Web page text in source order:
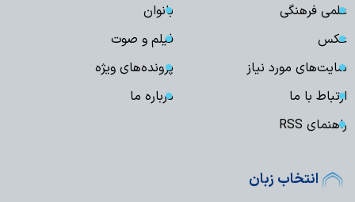
علمی فرهنگی
بانوان
عکس
فیلم و صوت
سایت‌های مورد نیاز
پرونده‌های ویژه
ارتباط با ما
درباره ما
راهنمای RSS
انتخاب زبان